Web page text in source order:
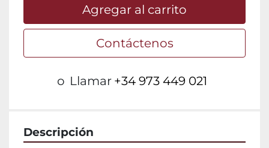
Agregar al carrito
Contáctenos
o Llamar +34 973 449 021
Descripción